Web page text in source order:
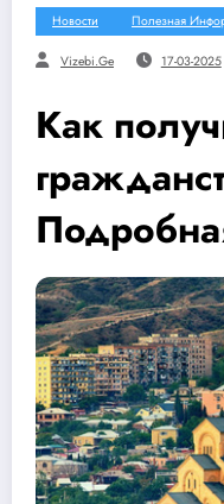
Новости Полезная
Vizebi.ge 17-03-2025
Как